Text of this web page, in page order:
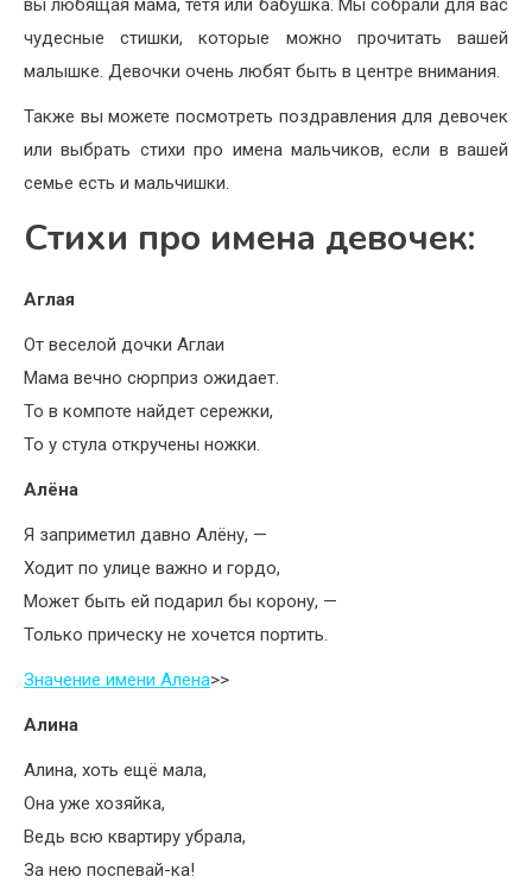
Хобби
Недвижимость
вы любящая мама, тетя или бабушка. Мы собрали для вас
чудесные стишки, которые можно прочитать вашей
малышке. Девочки очень любят быть в центре внимания.
Также вы можете посмотреть поздравления для девочек
или выбрать стихи про имена мальчиков, если в вашей
семье есть и мальчишки.
Стихи про имена девочек:
Аглая
От веселой дочки Аглаи
Мама вечно сюрприз ожидает.
То в компоте найдет сережки,
То у стула откручены ножки.
Алёна
Я заприметил давно Алёну, —
Ходит по улице важно и гордо,
Может быть ей подарил бы корону, —
Только прическу не хочется портить.
Значение имени Алена>>
Алина
Алина, хоть ещё мала,
Она уже хозяйка,
Ведь всю квартиру убрала,
За нею поспевай-ка!